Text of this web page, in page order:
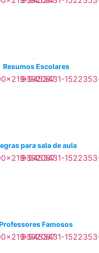
Resumos Escolares
para sala de aula
Famosos